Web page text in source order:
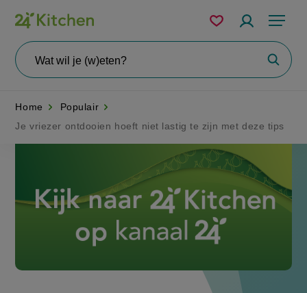
Overslaan
en
naar
de
Menu
wil
Mijn
bewaarde
Home
Populair
Je vriezer ontdooien hoeft niet lastig te zijn met deze tips